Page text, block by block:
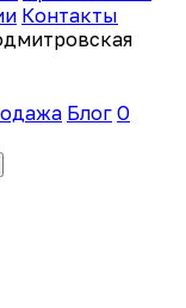
Контакты
Блог О